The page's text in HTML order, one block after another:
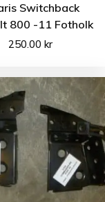
Switchback
800 -11 Fotholk
250.00 kr